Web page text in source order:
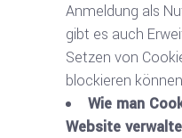
Anmeldung als
gibt es auch
Setzen von
blockieren
Wie man
Website